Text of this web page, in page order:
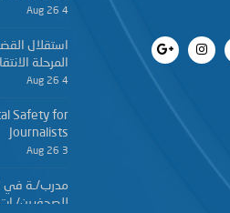
4 Aug 26
استقلال
المرحلة
4 Aug 26
Safety for
Journalists
3 Aug 26
مدرب/ـة في
للصحفيين/